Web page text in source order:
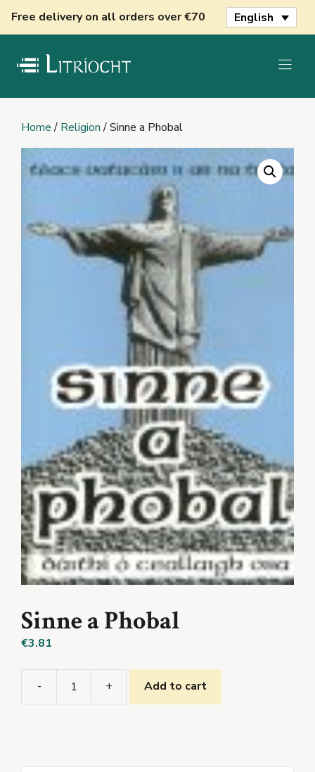
Free delivery on all orders over €70 English
Home/ Religion/ Sinne a Phobal
Sinne a Phobal
€3.81
-
Sinne
+ Add to cart